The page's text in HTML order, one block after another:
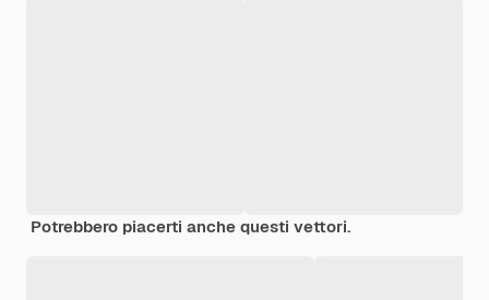
Potrebbero piacerti anche questi vettori.